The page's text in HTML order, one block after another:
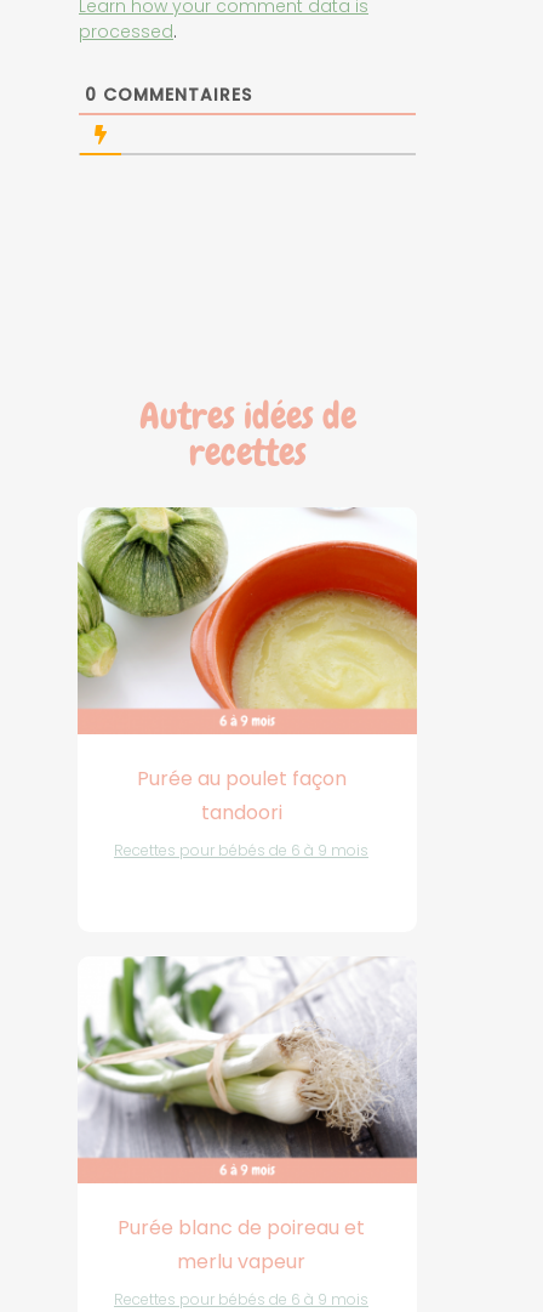
Learn how your comment data is
processed.
0 COMMENTAIRES
Autres idées de
recettes
Purée au poulet façon
tandoori
Recettes pour bébés de 6 à 9 mois
Purée blanc de poireau et
merlu vapeur
Recettes pour bébés de 6 à 9 mois